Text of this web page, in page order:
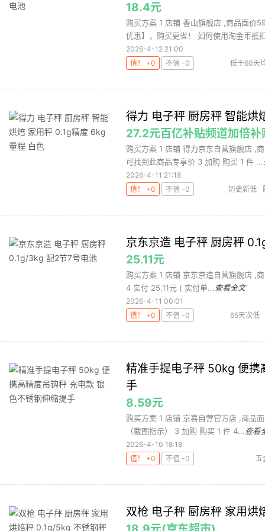
18.4元
购买方案 1 店铺 香山旗舰店 ,商品面价
优惠】，购买更省！ 如何使用淘金币抵
2026-4-12 21:00
值！ +0
不值 -0 低于60天
得力 电子秤 厨房秤 智能烘
27.2元百亿补贴频道加倍补
购买方案 1 店铺 得力京东自营旗舰店 ,
可找到此商品专享价 3 加购 购买 1 件 ...
2026-4-11 21:18
值！ +0
不值 -0 历史新低
京东京造 电子秤 厨房秤
25.11元
购买方案 1 店铺 京东京造自营旗舰店 ,
4 实付 25.11元 ( 实付单... 查看全文
2026-4-11 00:01
值！ +0
不值 -0 65天次低
精准手提电子秤 50kg 便携
手
8.59元
购买方案 1 店铺 京喜自营官方店 ,商品
（截图指示） 3 加购 购买 1 件 4... 查看
2026-4-10 18:18
值！ +0
不值 -0 五
双枪 电子秤 厨房秤 家用